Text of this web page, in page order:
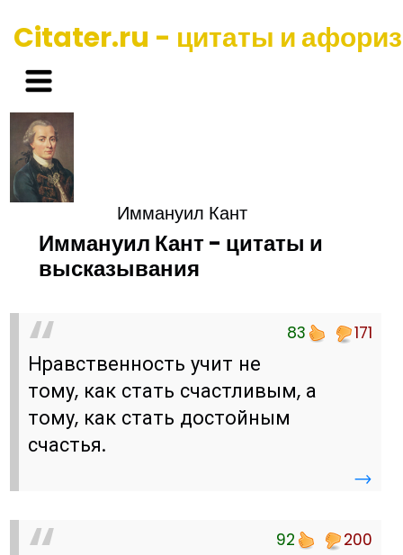
Citater.ru - цитаты и
Иммануил Кант
Иммануил Кант - цитаты и
высказывания
83 171
Нравственность учит не
тому, как стать счастливым, а
тому, как стать достойным
счастья.
→
92 200